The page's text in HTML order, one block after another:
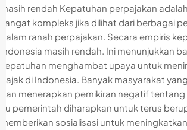
masih rendah Kepatuhan perpajakan
sangat kompleks jika dilihat dari berbagai
dalam ranah perpajakan. Secara empiris
Indonesia masih rendah. Ini menunjukkan
kepatuhan menghambat upaya untuk
pajak di Indonesia. Banyak masyarakat
dan menerapkan pemikiran negatif
itu pemerintah diharapkan untuk terus
memberikan sosialisasi untuk